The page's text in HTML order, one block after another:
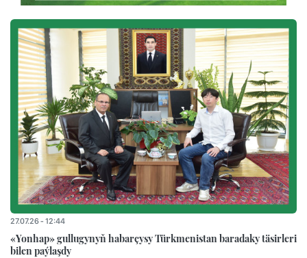
27.07.26 - 12:44
«Yonhap» gullugynyň habarçysy Türkmenistan baradaky täsirleri
bilen paýlaşdy